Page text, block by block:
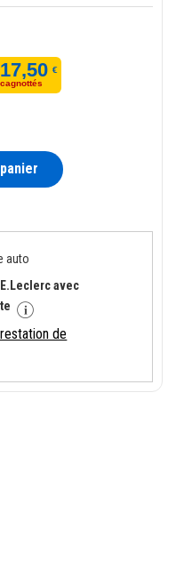
17,50 €
cagnottés
auto
avec
de